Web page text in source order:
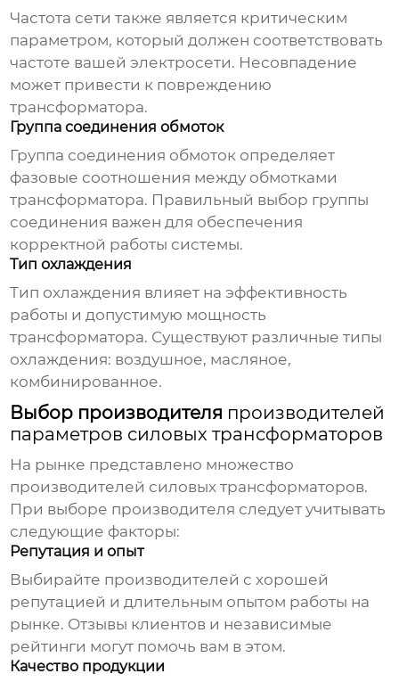
Частота сети также является критическим
параметром, который должен соответствовать
частоте вашей электросети. Несовпадение
может привести к повреждению
трансформатора.
Группа соединения обмоток
Группа соединения обмоток определяет
фазовые соотношения между обмотками
трансформатора. Правильный выбор группы
соединения важен для обеспечения
корректной работы системы.
Тип охлаждения
Тип охлаждения влияет на эффективность
работы и допустимую мощность
трансформатора. Существуют различные типы
охлаждения: воздушное, масляное,
комбинированное.
Выбор производителя производителей
параметров силовых трансформаторов
На рынке представлено множество
производителей силовых трансформаторов.
При выборе производителя следует учитывать
следующие факторы:
Репутация и опыт
Выбирайте производителей с хорошей
репутацией и длительным опытом работы на
рынке. Отзывы клиентов и независимые
рейтинги могут помочь вам в этом.
Качество продукции